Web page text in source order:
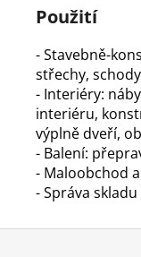
Použití
- Stavebně-
střechy,
- Interiéry:
interiéru,
výplně dveří,
- Balení:
- Maloobchod
- Správa
Z